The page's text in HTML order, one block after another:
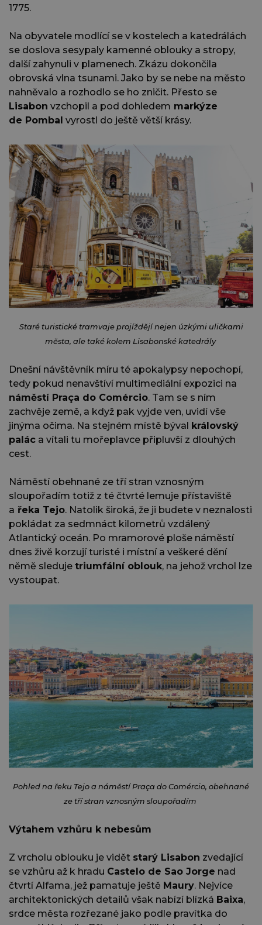
1775.
Na obyvatele modlící se v kostelech a katedrálách
se doslova sesypaly kamenné oblouky a stropy,
další zahynuli v plamenech. Zkázu dokončila
obrovská vlna tsunami. Jako by se nebe na město
nahněvalo a rozhodlo se ho zničit. Přesto se
Lisabon vzchopil a pod dohledem markýze
de Pombal vyrostl do ještě větší krásy.
Staré turistické tramvaje projíždějí nejen úzkými uličkami
města, ale také kolem Lisabonské katedrály
Dnešní návštěvník míru té apokalypsy nepochopí,
tedy pokud nenavštíví multimediální expozici na
náměstí Praça do Comércio. Tam se s ním
zachvěje země, a když pak vyjde ven, uvidí vše
jinýma očima. Na stejném místě býval královský
palác a vítali tu mořeplavce připluvší z dlouhých
cest.
Náměstí obehnané ze tří stran vznosným
sloupořadím totiž z té čtvrté lemuje přístaviště
a řeka Tejo. Natolik široká, že ji budete v neznalosti
pokládat za sedmnáct kilometrů vzdálený
Atlantický oceán. Po mramorové ploše náměstí
dnes živě korzují turisté i místní a veškeré dění
němě sleduje triumfální oblouk, na jehož vrchol lze
vystoupat.
Pohled na řeku Tejo a náměstí Praça do Comércio, obehnané
ze tří stran vznosným sloupořadím
Výtahem vzhůru k nebesům
Z vrcholu oblouku je vidět starý Lisabon zvedající
se vzhůru až k hradu Castelo de Sao Jorge nad
čtvrtí Alfama, jež pamatuje ještě Maury. Nejvíce
architektonických detailů však nabízí blízká Baixa,
srdce města rozřezané jako podle pravítka do